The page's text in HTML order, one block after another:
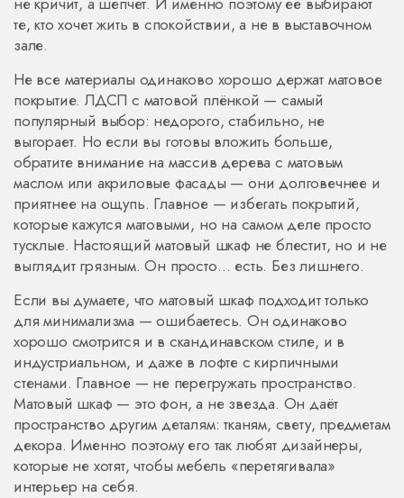
те, кто хочет жить в спокойствии, а не в выставочном
зале.
Не все материалы одинаково хорошо держат матовое
покрытие. ЛДСП с матовой плёнкой — самый
популярный выбор: недорого, стабильно, не
выгорает. Но если вы готовы вложить больше,
обратите внимание на массив дерева с матовым
маслом или акриловые фасады — они долговечнее и
приятнее на ощупь. Главное — избегать покрытий,
которые кажутся матовыми, но на самом деле просто
тусклые. Настоящий матовый шкаф не блестит, но и не
выглядит грязным. Он просто… есть. Без лишнего.
Если вы думаете, что матовый шкаф подходит только
для минимализма — ошибаетесь. Он одинаково
хорошо смотрится и в скандинавском стиле, и в
индустриальном, и даже в лофте с кирпичными
стенами. Главное — не перегружать пространство.
Матовый шкаф — это фон, а не звезда. Он даёт
пространство другим деталям: тканям, свету, предметам
декора. Именно поэтому его так любят дизайнеры,
которые не хотят, чтобы мебель «перетягивала»
интерьер на себя.